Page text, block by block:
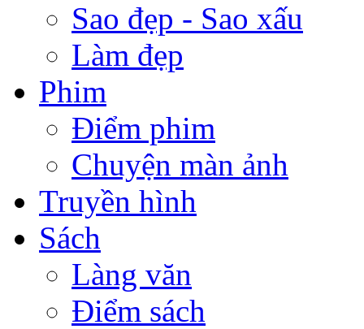
Sao đẹp - Sao xấu
Làm đẹp
Phim
Điểm phim
Chuyện màn ảnh
Truyền hình
Sách
Làng văn
Điểm sách